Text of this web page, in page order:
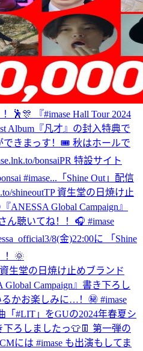
🕺🎊 『#imase Hall Tour 2024
Album『凡才』の封入特典で
できまっす！🎟 秋はホールで
bonsaiPR 特設サイト
#imase... 「Shine Out」配信
shineoutTP 資生堂の日焼け止
ANESSA Global Campaign』
聴いてね！！🎧 #imase
3/8(金)22:00に 「Shine
！🌞
生堂の日焼け止めブランド
Global Campaign』書き下ろし
かお楽しみに…！㊙️ #imase
「#LIT」をGUの2024年春夏シ
ろしましたっ👕👖 第一弾の
には #imase も出演もしてま